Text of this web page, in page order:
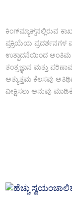
ಕಿಂಗ್‌ಮ್ಯಾಕ್ಸ್‌ನಲ್ಲಿರುವ
ಪ್ರಕ್ರಿಯೆಯ ಪ್ರದರ್ಶನಗಳ
ಉತ್ಪಾದನೆಯಿಂದ ಅಂತಿಮ
ತಂತ್ರಜ್ಞಾನ ಮತ್ತು
ಅತ್ಯುತ್ತಮ ಕೆಲಸವು
ವೀಕ್ಷಿಸಲು ಅನುವು